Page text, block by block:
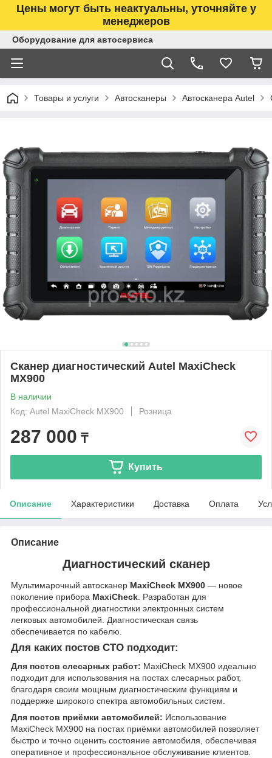
Цены могут быть неактуальны, уточняйте у
менеджеров
Оборудование для автосервиса
Товары и услуги Автосканеры Автосканера Autel
Сканер диагностический Autel MaxiCheck
MX900
В наличии
Код: Autel MaxiCheck MX900
Розница
287 000 ₸
Купить
Описание Характеристики Доставка Оплата
Описание
Диагностический сканер
Мультимарочный автосканер MaxiCheck MX900 — новое
поколение прибора MaxiCheck. Разработан для
профессиональной диагностики электронных систем
легковых автомобилей. Диагностическая связь
обеспечивается по кабелю.
Для каких постов СТО подходит:
Для постов слесарных работ: MaxiCheck MX900 идеально
подходит для использования на постах слесарных работ,
благодаря своим мощным диагностическим функциям и
поддержке широкого спектра автомобильных систем.
Для постов приёмки автомобилей: Использование
MaxiCheck MX900 на постах приёмки автомобилей позволяет
быстро и точно оценить состояние автомобиля, обеспечивая
оперативное и профессиональное обслуживание клиентов.